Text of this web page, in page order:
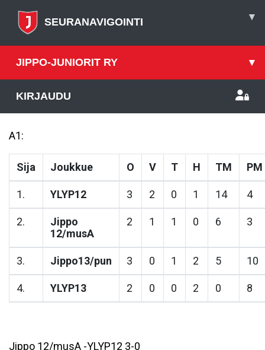
SEURANAVIGOINTI ▾
JIPPO-JUNIORIT RY ▾
KIRJAUDU
A1:
Sija Joukkue O V T H TM PM
1. YLYP12 3 2 0 1 14 4
2.
Jippo
12/musA
2 1 1 0 6 3
3. Jippo13/pun 3 0 1 2 5 10
4. YLYP13 2 0 0 2 0 8
Jippo 12/musA -YLYP12 3-0